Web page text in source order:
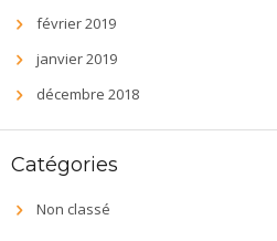
février 2019
janvier 2019
décembre 2018
Catégories
Non classé